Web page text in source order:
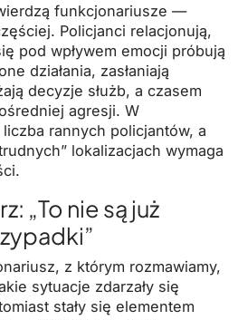
funkcjonariusze —
Policjanci relacjonują,
pod wpływem emocji próbują
działania, zasłaniają
decyzje służb, a czasem
agresji. W
rannych policjantów, a
lokalizacjach wymaga
„To nie są już
z którym rozmawiamy,
sytuacje zdarzały się
stały się elementem